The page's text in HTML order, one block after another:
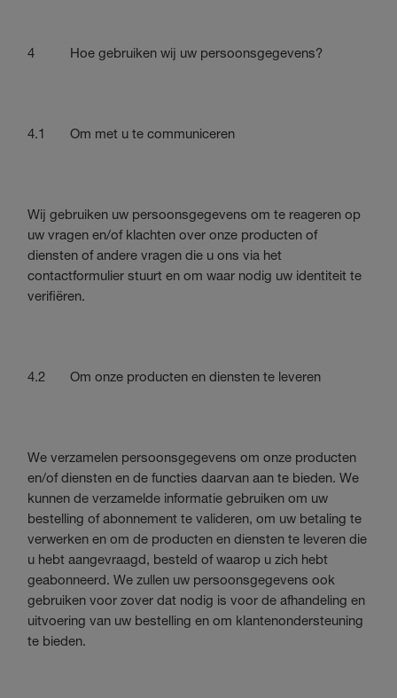
4 Hoe gebruiken wij uw persoonsgegevens?
4.1 Om met u te communiceren
Wij gebruiken uw persoonsgegevens om te reageren op
uw vragen en/of klachten over onze producten of
diensten of andere vragen die u ons via het
contactformulier stuurt en om waar nodig uw identiteit te
verifiëren.
4.2 Om onze producten en diensten te leveren
We verzamelen persoonsgegevens om onze producten
en/of diensten en de functies daarvan aan te bieden. We
kunnen de verzamelde informatie gebruiken om uw
bestelling of abonnement te valideren, om uw betaling te
verwerken en om de producten en diensten te leveren die
u hebt aangevraagd, besteld of waarop u zich hebt
geabonneerd. We zullen uw persoonsgegevens ook
gebruiken voor zover dat nodig is voor de afhandeling en
uitvoering van uw bestelling en om klantenondersteuning
te bieden.